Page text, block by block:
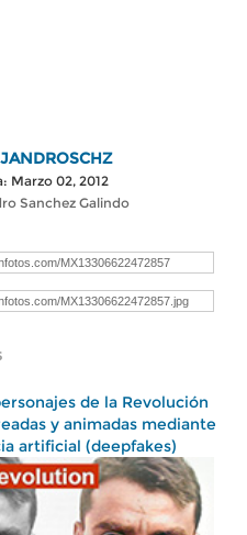
Marzo 02, 2012
Sanchez Galindo
de la Revolución
y animadas mediante
artificial (deepfakes)